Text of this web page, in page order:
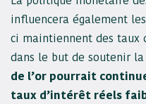
influencera également
ci maintiennent des taux
dans le but de soutenir
de l’or pourrait
taux d’intérêt réels